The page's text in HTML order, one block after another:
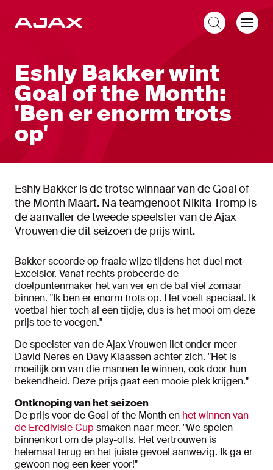
Eshly Bakker wint
Goal of the Month:
'Ben er enorm trots
op'
Eshly Bakker is de trotse winnaar van de Goal of
the Month Maart. Na teamgenoot Nikita Tromp is
de aanvaller de tweede speelster van de Ajax
Vrouwen die dit seizoen de prijs wint.
Bakker scoorde op fraaie wijze tijdens het duel met
Excelsior. Vanaf rechts probeerde de
doelpuntenmaker het van ver en de bal viel zomaar
binnen. "Ik ben er enorm trots op. Het voelt speciaal. Ik
voetbal hier toch al een tijdje, dus is het mooi om deze
prijs toe te voegen."
De speelster van de Ajax Vrouwen liet onder meer
David Neres en Davy Klaassen achter zich. "Het is
moeilijk om van die mannen te winnen, ook door hun
bekendheid. Deze prijs gaat een mooie plek krijgen."
Ontknoping van het seizoen
De prijs voor de Goal of the Month en het winnen van
de Eredivisie Cup smaken naar meer. "We spelen
binnenkort om de play-offs. Het vertrouwen is
helemaal terug en het juiste gevoel aanwezig. Ik ga er
gewoon nog een keer voor!"